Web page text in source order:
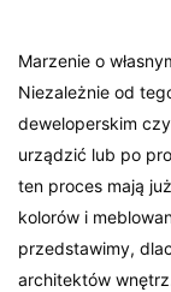
Marzenie o
Niezależnie od
deweloperskim
urządzić lub po
ten proces mają
kolorów i
przedstawimy,
architektów